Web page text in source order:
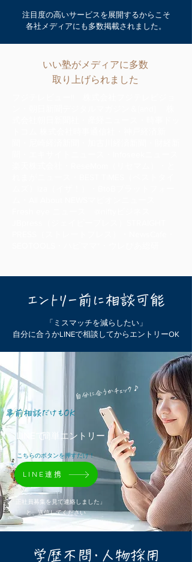
注目度の高いサービスを展開するからこそ
各社メディアに も多数掲載されました。
いい塾がメディアに多数
取り上げられました
エントリー前に相談可能
「ミスマッチを減らしたい」
自分に合うかLINEで相談してからエントリーOK
自分に合うかチェック♪
事前相談だけもOK
LINEで簡単エントリー
こちらのボタンを押すだけ！
LINE連携
「正社員募集を見て連絡しました」
​と、送信してください
学歴不問・人物採用